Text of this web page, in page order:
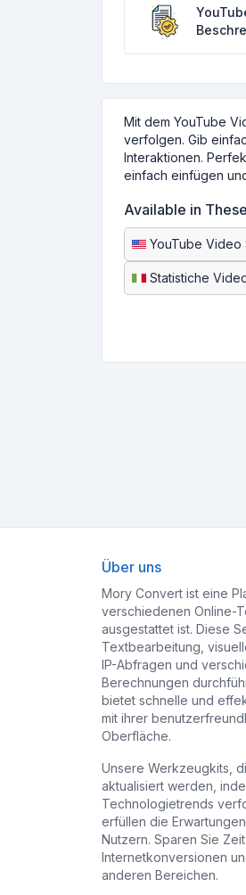
Mit dem YouTube
verfolgen. Gib
Interaktionen.
einfach einfügen
Available in
YouTube Video
Statistiche
Über uns
Mory Convert ist eine
verschiedenen Online-
ausgestattet ist. Diese
Textbearbeitung,
IP-Abfragen und
Berechnungen
bietet schnelle und
mit ihrer
Oberfläche.
Unsere Werkzeugkits,
aktualisiert werden,
Technologietrends
erfüllen die
Nutzern. Sparen Sie
Internetkonversionen
anderen Bereichen.